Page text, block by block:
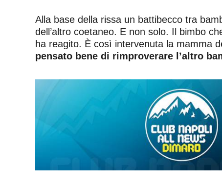
Alla base della rissa un battibecco tra
dell’altro coetaneo. E non solo. Il bimbo
ha reagito. È così intervenuta la mamma
pensato bene di rimproverare l’altro